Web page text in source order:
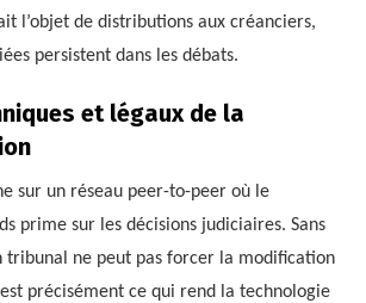
l’objet de distributions aux créanciers,
persistent dans les débats.
et légaux de la
sur un réseau peer-to-peer où le
prime sur les décisions judiciaires. Sans
tribunal ne peut pas forcer la modification
précisément ce qui rend la technologie